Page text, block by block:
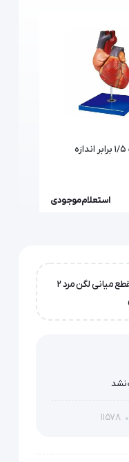
مولاژ قلب 1/5 برابر اندازه
استعلام موجودی
مولاژ مقطع میانی لگن مرد 2
نشد
11578